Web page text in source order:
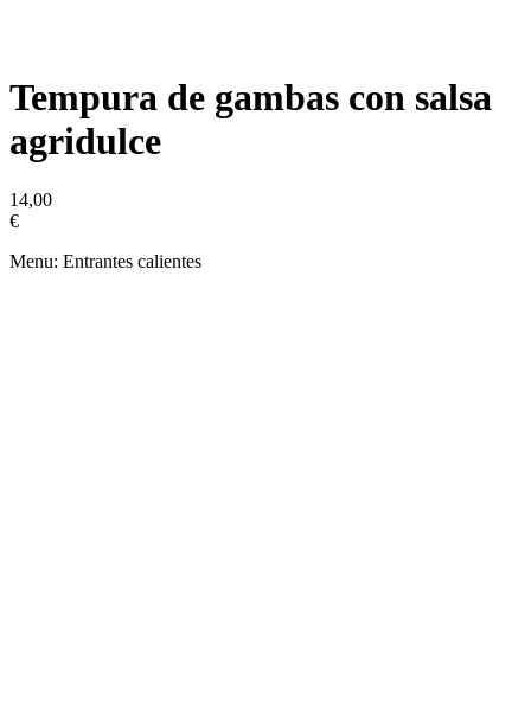
Tempura de gambas con salsa
agridulce
14,00
€
Menu: Entrantes calientes